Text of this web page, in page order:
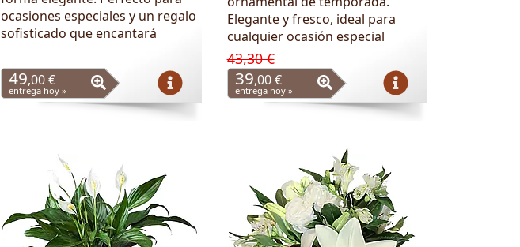
ocasiones especiales y un regalo
sofisticado que encantará
49,00 €
entrega hoy »
Elegante y fresco, ideal para
cualquier ocasión especial
43,30 €
39,00 €
entrega hoy »